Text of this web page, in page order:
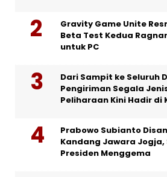
Gravity Game Unite
Beta Test Kedua
untuk PC
Dari Sampit ke Seluruh
Pengiriman Segala
Peliharaan Kini Hadir di
Prabowo Subianto
Kandang Jawara Jogja,
Presiden Menggema